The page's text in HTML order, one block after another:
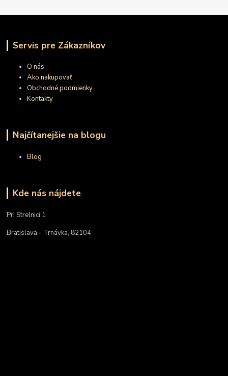
Servis pre Zákazníkov
O nás
Ako nakupovať
Obchodné podmienky
Kontakty
Najčítanejšie na blogu
Blog
Kde nás nájdete
Pri Strelnici 1
Bratislava - Trnávka, 82104